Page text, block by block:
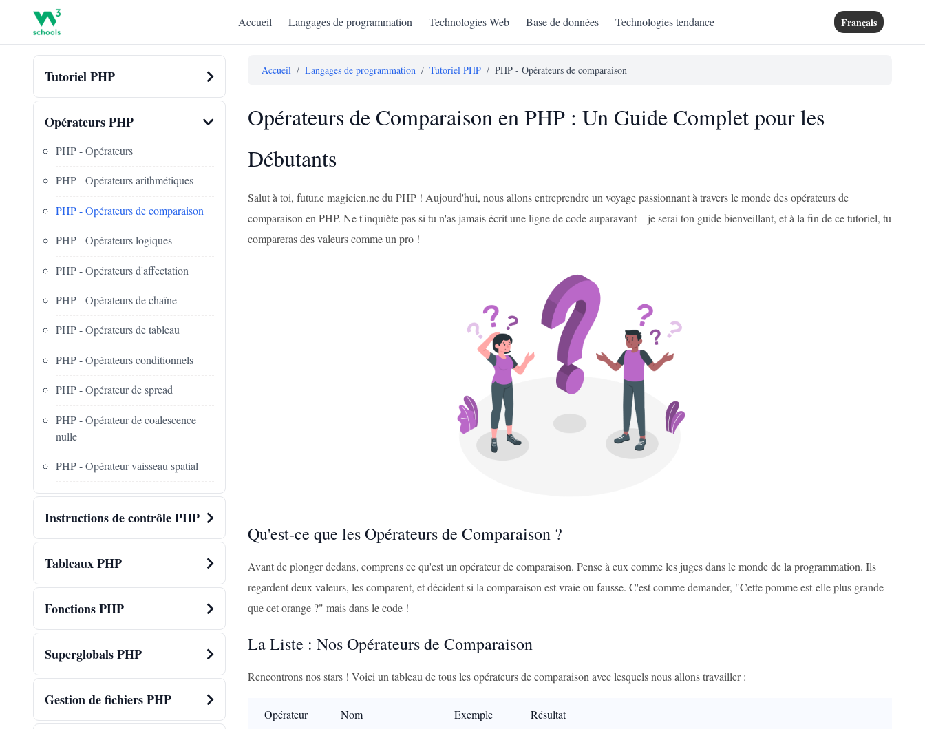
Accueil Langages de programmation Technologies Web Base de données Technologies tendance Français
Tutoriel PHP
Opérateurs PHP
PHP - Opérateurs
PHP - Opérateurs arithmétiques
PHP - Opérateurs de comparaison
PHP - Opérateurs logiques
PHP - Opérateurs d'affectation
PHP - Opérateurs de chaîne
PHP - Opérateurs de tableau
PHP - Opérateurs conditionnels
PHP - Opérateur de spread
PHP - Opérateur de coalescence
nulle
PHP - Opérateur vaisseau spatial
Instructions de contrôle PHP
Tableaux PHP
Fonctions PHP
Superglobals PHP
Gestion de fichiers PHP
Accueil / Langages de programmation / Tutoriel PHP / PHP - Opérateurs de comparaison
Opérateurs de Comparaison en PHP : Un Guide Complet pour les
Débutants
Salut à toi, futur.e magicien.ne du PHP ! Aujourd'hui, nous allons entreprendre un voyage passionnant à travers le monde des opérateurs de
comparaison en PHP. Ne t'inquiète pas si tu n'as jamais écrit une ligne de code auparavant – je serai ton guide bienveillant, et à la fin de ce tutoriel, tu
compareras des valeurs comme un pro !
Qu'est-ce que les Opérateurs de Comparaison ?
Avant de plonger dedans, comprens ce qu'est un opérateur de comparaison. Pense à eux comme les juges dans le monde de la programmation. Ils
regardent deux valeurs, les comparent, et décident si la comparaison est vraie ou fausse. C'est comme demander, "Cette pomme est-elle plus grande
que cet orange ?" mais dans le code !
La Liste : Nos Opérateurs de Comparaison
Rencontrons nos stars ! Voici un tableau de tous les opérateurs de comparaison avec lesquels nous allons travailler :
Opérateur Nom Exemple Résultat